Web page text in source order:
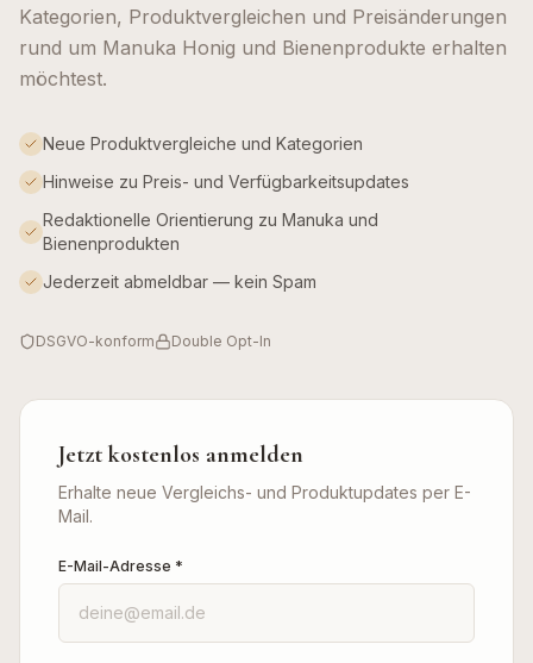
Kategorien, Produktvergleichen und Preisänderungen
rund um Manuka Honig und Bienenprodukte erhalten
möchtest.
Neue Produktvergleiche und Kategorien
Hinweise zu Preis- und Verfügbarkeitsupdates
Redaktionelle Orientierung zu Manuka und
Bienenprodukten
Jederzeit abmeldbar — kein Spam
DSGVO-konform Double Opt-In
Jetzt kostenlos anmelden
Erhalte neue Vergleichs- und Produktupdates per E-
Mail.
E-Mail-Adresse *